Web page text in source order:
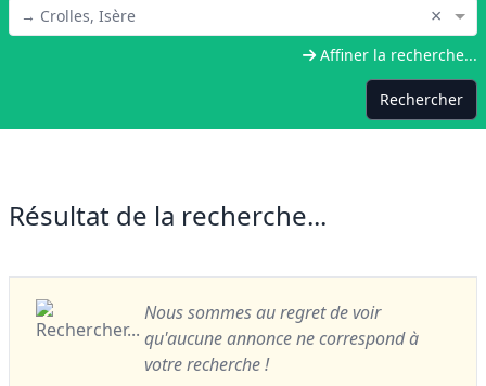
→ Crolles, Isère ×
Affiner la recherche...
Rechercher
Résultat de la recherche...
Nous sommes au regret de voir
qu'aucune annonce ne correspond à
votre recherche !